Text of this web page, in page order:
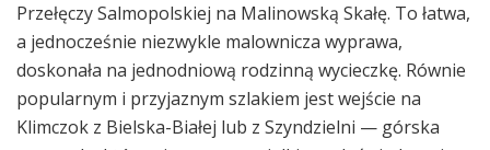
Przełęczy Salmopolskiej na Malinowską Skałę. To łatwa,
a jednocześnie niezwykle malownicza wyprawa,
doskonała na jednodniową rodzinną wycieczkę. Równie
popularnym i przyjaznym szlakiem jest wejście na
Klimczok z Bielska-Białej lub z Szyndzielni — górska